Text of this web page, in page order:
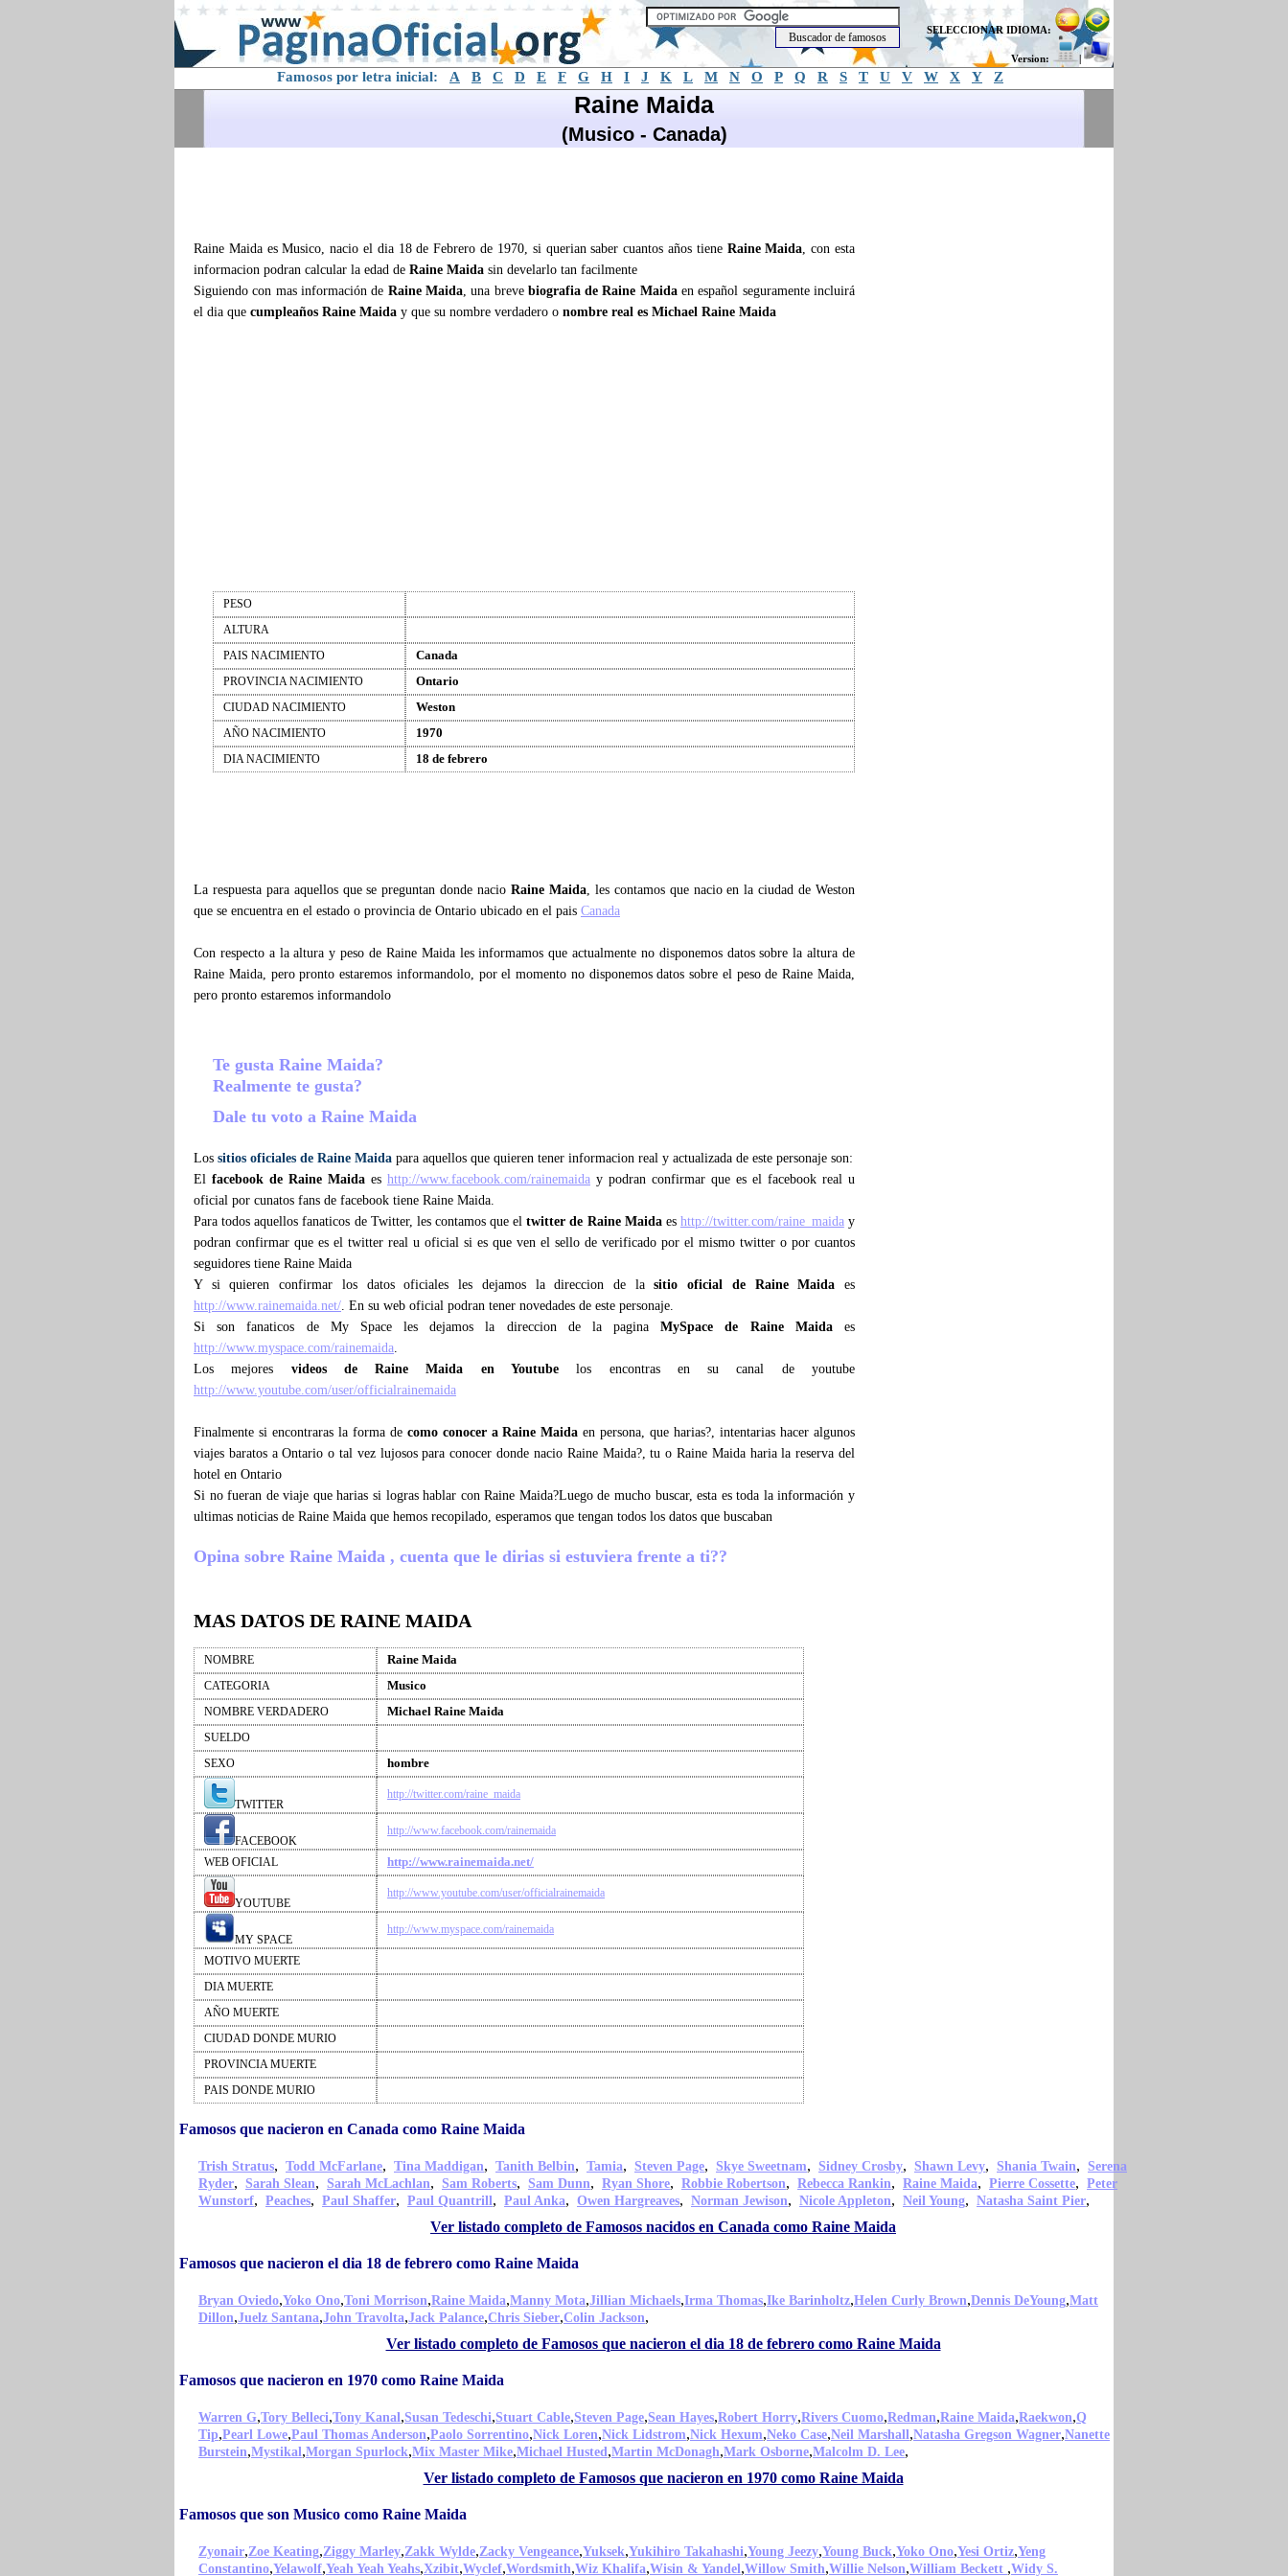
SELECCIONAR IDIOMA:
Version: |
Famosos por letra inicial: A B C D E F G H I J K L M N O P Q R S T U V W X Y Z
Raine Maida
(Musico - Canada)
Raine Maida es Musico, nacio el dia 18 de Febrero de 1970, si querian saber cuantos años tiene Raine Maida, con esta
informacion podran calcular la edad de Raine Maida sin develarlo tan facilmente
Siguiendo con mas información de Raine Maida, una breve biografia de Raine Maidaen español seguramente incluirá
el dia que cumpleaños Raine Maida y que su nombre verdadero o nombre real es Michael Raine Maida
PESO
ALTURA
PAIS NACIMIENTO
Canada
PROVINCIA NACIMIENTO Ontario
CIUDAD NACIMIENTO Weston
AÑO NACIMIENTO 1970
DIA NACIMIENTO 18 de febrero
La respuesta para aquellos que se preguntan donde nacioRaine Maida, les contamos que nacio en la ciudad de Weston
que se encuentra en el estado o provincia de Ontario ubicado en el pais Canada
Con respecto a la altura y peso de Raine Maida les informamos que actualmente no disponemos datos sobre la altura de
Raine Maida, pero pronto estaremos informandolo, por el momento no disponemos datos sobre el peso de Raine Maida,
pero pronto estaremos informandolo
Te gusta Raine Maida?
Realmente te gusta?
Dale tu voto a Raine Maida
Los sitios oficiales de Raine Maida para aquellos que quieren tener informacion real y actualizada de este personaje son:
El facebook de Raine Maida es http://www.facebook.com/rainemaida y podran confirmar que es el facebook real u
oficial por cunatos fans de facebook tiene Raine Maida.
Para todos aquellos fanaticos de Twitter, les contamos que eltwitter de Raine Maidaes http://twitter.com/raine_maiday
podran confirmar que es el twitter real u oficial si es que ven el sello de verificado por el mismo twitter o por cuantos
seguidores tiene Raine Maida
Y si quieren confirmar los datos oficiales les dejamos la direccion de lasitio oficial de Raine Maida es
http://www.rainemaida.net/. En su web oficial podran tener novedades de este personaje.
Si son fanaticos de My Space les dejamos la direccion de la paginaMySpace de Raine Maidaes
http://www.myspace.com/rainemaida.
Los mejores videos de Raine Maida en Youtube los encontras en su canal de youtube
http://www.youtube.com/user/officialrainemaida
Finalmente si encontraras la forma de como conocer a Raine Maida en persona, que harias?, intentarias hacer algunos
viajes baratos a Ontario o tal vez lujosos para conocer donde nacio Raine Maida?, tu o Raine Maida haria la reserva del
hotel en Ontario
Si no fueran de viaje que harias si logras hablar con Raine Maida?Luego de mucho buscar, esta es toda la información y
ultimas noticias de Raine Maida que hemos recopilado, esperamos que tengan todos los datos que buscaban
Opina sobre Raine Maida , cuenta que le dirias si estuviera frente a ti??
MAS DATOS DE RAINE MAIDA
NOMBRE Raine Maida
CATEGORIA Musico
NOMBRE VERDADERO Michael Raine Maida
SUELDO
SEXO
hombre
TWITTER
http://twitter.com/raine_maida
FACEBOOK
http://www.facebook.com/rainemaida
WEB OFICIAL http://www.rainemaida.net/
YOUTUBE
http://www.youtube.com/user/officialrainemaida
MY SPACE
http://www.myspace.com/rainemaida
MOTIVO MUERTE
DIA MUERTE
AÑO MUERTE
CIUDAD DONDE MURIO
PROVINCIA MUERTE
PAIS DONDE MURIO
Famosos que nacieron en Canada como Raine Maida
Trish Stratus, Todd McFarlane, Tina Maddigan, Tanith Belbin, Tamia, Steven Page, Skye Sweetnam, Sidney Crosby, Shawn Levy, Shania Twain, Serena
Ryder, Sarah Slean, Sarah McLachlan, Sam Roberts, Sam Dunn, Ryan Shore, Robbie Robertson, Rebecca Rankin, Raine Maida, Pierre Cossette, Peter
Wunstorf, Peaches, Paul Shaffer, Paul Quantrill, Paul Anka, Owen Hargreaves, Norman Jewison, Nicole Appleton, Neil Young, Natasha Saint Pier,
Ver listado completo de Famosos nacidos en Canada como Raine Maida
Famosos que nacieron el dia 18 de febrero como Raine Maida
Bryan Oviedo,Yoko Ono,Toni Morrison,Raine Maida,Manny Mota,Jillian Michaels,Irma Thomas,Ike Barinholtz,Helen Curly Brown,Dennis DeYoung,Matt
Dillon,Juelz Santana,John Travolta,Jack Palance,Chris Sieber,Colin Jackson,
Ver listado completo de Famosos que nacieron el dia 18 de febrero como Raine Maida
Famosos que nacieron en 1970 como Raine Maida
Warren G,Tory Belleci,Tony Kanal,Susan Tedeschi,Stuart Cable,Steven Page,Sean Hayes,Robert Horry,Rivers Cuomo,Redman,Raine Maida,Raekwon,Q
Tip,Pearl Lowe,Paul Thomas Anderson,Paolo Sorrentino,Nick Loren,Nick Lidstrom,Nick Hexum,Neko Case,Neil Marshall,Natasha Gregson Wagner,Nanette
Burstein,Mystikal,Morgan Spurlock,Mix Master Mike,Michael Husted,Martin McDonagh,Mark Osborne,Malcolm D. Lee,
Ver listado completo de Famosos que nacieron en 1970 como Raine Maida
Famosos que son Musico como Raine Maida
Zyonair,Zoe Keating,Ziggy Marley,Zakk Wylde,Zacky Vengeance,Yuksek,Yukihiro Takahashi,Young Jeezy,Young Buck,Yoko Ono,Yesi Ortiz,Yeng
Constantino,Yelawolf,Yeah Yeah Yeahs,Xzibit,Wyclef,Wordsmith,Wiz Khalifa,Wisin & Yandel,Willow Smith,Willie Nelson,William Beckett ,Widy S.